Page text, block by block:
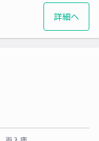
詳細へ